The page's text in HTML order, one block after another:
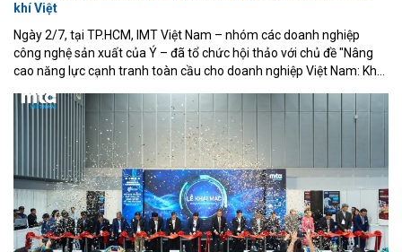
khí Việt
Ngày 2/7, tại TP.HCM, IMT Việt Nam – nhóm các doanh nghiệp
công nghệ sản xuất của Ý – đã tổ chức hội thảo với chủ đề "Nâng
cao năng lực cạnh tranh toàn cầu cho doanh nghiệp Việt Nam: Khai
Sự kiện nằm trong khuôn khổ Triển lãm Quốc tế lần thứ 22 về Cơ
khí chính xác, Máy công cụ và Gia công kim loại (MTA Vietnam
2026), diễn ra tại Trung tâm Hội chợ và Triển lãm Sài Gòn (SECC).